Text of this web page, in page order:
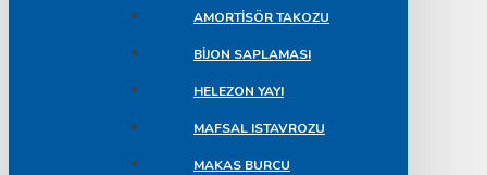
AMORTISÖR TAKOZU
BIJON SAPLAMASI
HELEZON YAYI
MAFSAL ISTAVROZU
MAKAS BURCU